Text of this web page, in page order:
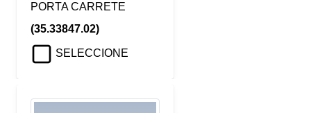
PORTA CARRETE
(35.33847.02)
SELECCIONE